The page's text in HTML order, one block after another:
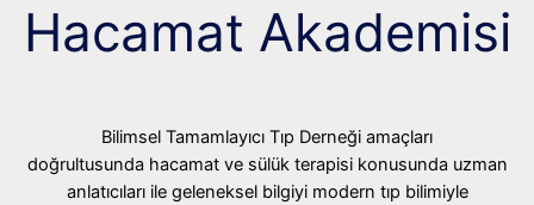
Hacamat Akademisi
Bilimsel Tamamlayıcı Tıp Derneği amaçları
doğrultusunda hacamat ve sülük terapisi konusunda uzman
anlatıcıları ile geleneksel bilgiyi modern tıp bilimiyle